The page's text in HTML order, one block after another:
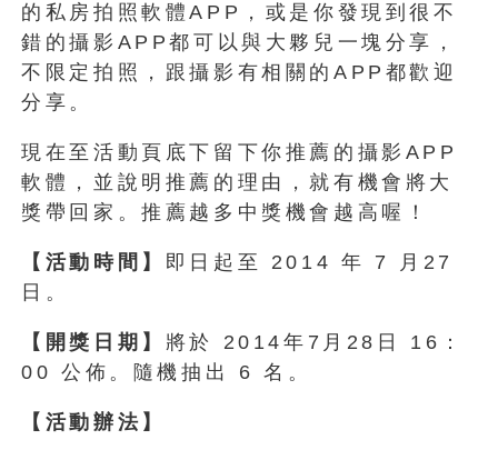
的私房拍照軟體APP，或是你發現到很不
錯的攝影APP都可以與大夥兒一塊分享，
不限定拍照，跟攝影有相關的APP都歡迎
分享。
現在至活動頁底下留下你推薦的攝影APP
軟體，並說明推薦的理由，就有機會將大
獎帶回家。推薦越多中獎機會越高喔！
【活動時間】 即日起至 2014 年 7 月27
日。
【開獎日期】 將於 2014年7月28日 16：
00 公佈。隨機抽出 6 名。
【活動辦法】